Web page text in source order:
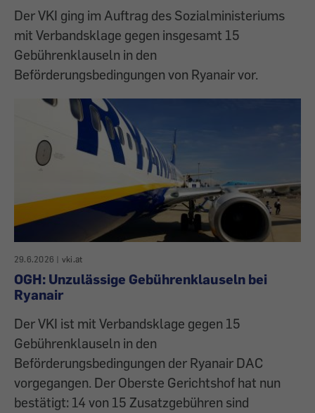
Der VKI ging im Auftrag des Sozialministeriums
mit Verbandsklage gegen insgesamt 15
Gebührenklauseln in den
Beförderungsbedingungen von Ryanair vor.
29.6.2026 | vki.at
OGH: Unzulässige Gebührenklauseln bei
Ryanair
Der VKI ist mit Verbandsklage gegen 15
Gebührenklauseln in den
Beförderungsbedingungen der Ryanair DAC
vorgegangen. Der Oberste Gerichtshof hat nun
bestätigt: 14 von 15 Zusatzgebühren sind